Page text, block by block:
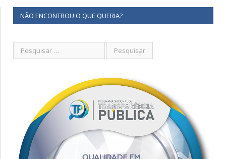
NÃO ENCONTROU O QUE QUERIA?